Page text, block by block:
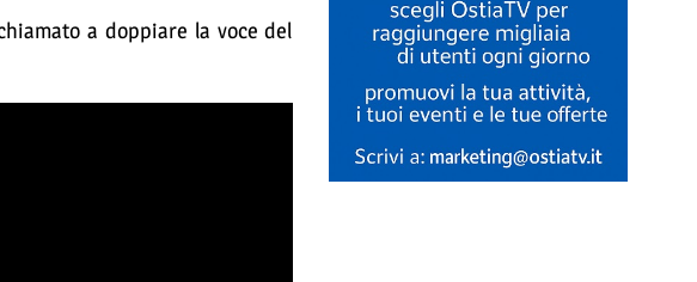
a doppiare la voce del